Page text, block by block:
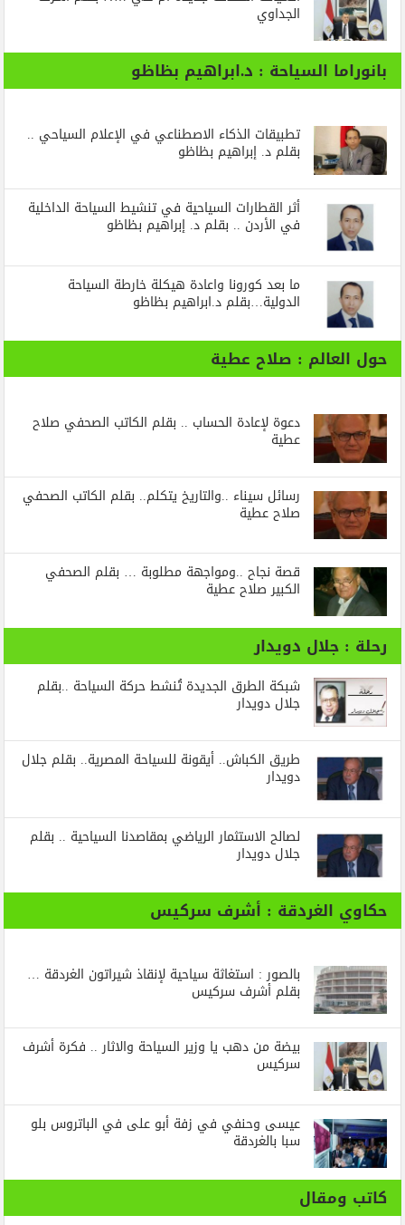
الجداوي
بانوراما السياحة : د.ابراهيم بظاظو
تطبيقات الذكاء الاصطناعي في الإعلام السياحي ..
بقلم د. إبراهيم بظاظو
أثر القطارات السياحية في تنشيط السياحة الداخلية
في الأردن .. بقلم د. إبراهيم بظاظو
ما بعد كورونا واعادة هيكلة خارطة السياحة
الدولية…بقلم د.ابراهيم بظاظو
حول العالم : صلاح عطية
دعوة لإعادة الحساب .. بقلم الكاتب الصحفي صلاح
عطية
رسائل‭ ‬سيناء‭.. ‬والتاريخ‭ ‬يتكلم.. بقلم الكاتب الصحفي
صلاح عطية
قصة نجاح ..ومواجهة مطلوبة … بقلم الصحفي
الكبير صلاح عطية
رحلة : جلال دويدار
شبكة الطرق الجديدة تُنشط حركة السياحة ..بقلم
جلال دويدار
طريق الكباش.. أيقونة للسياحة المصرية.. بقلم جلال
دويدار
لصالح الاستثمار الرياضي بمقاصدنا السياحية .. بقلم
جلال دويدار
حكاوي الغردقة : أشرف سركيس
بالصور : استغاثة سياحية لإنقاذ شيراتون الغردقة …
بقلم أشرف سركيس
بيضة من دهب يا وزير السياحة والاثار .. فكرة أشرف
سركيس
عيسى وحنفي في زفة أبو على في الباتروس بلو
سبا بالغردقة
كاتب ومقال